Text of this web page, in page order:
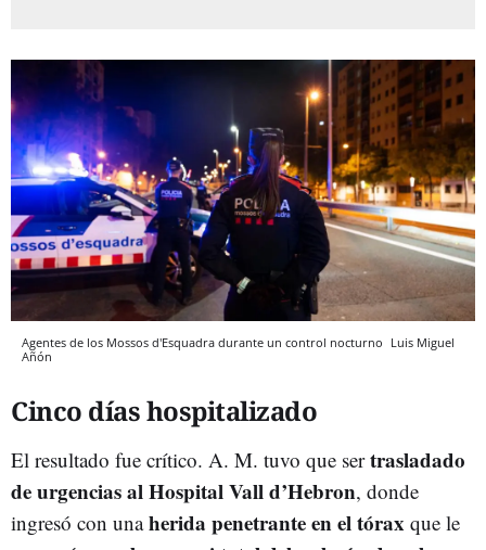
Agentes de los Mossos d'Esquadra durante un control nocturno Luis Miguel
Añón
Cinco días hospitalizado
El resultado fue crítico. A. M. tuvo que sertrasladado
de urgencias al Hospital Vall d’Hebron, donde
ingresó con unaherida penetrante en el tórax que le